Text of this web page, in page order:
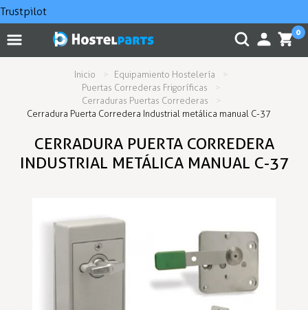
Trustpilot
0
Inicio
Equipamiento Hostelería
Puertas Correderas Frigoríficas
Cerraduras Puertas Correderas
Cerradura Puerta Corredera Industrial metálica manual C-37
CERRADURA PUERTA CORREDERA
INDUSTRIAL METÁLICA MANUAL C-37